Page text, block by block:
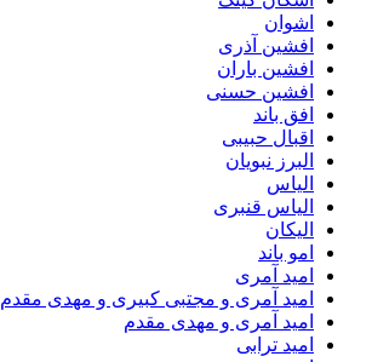
اشوان
افشین آذری
افشین باران
افشین حسنی
افق باند
اقبال حبیبی
البرز نبویان
الیاس
الیاس قنبرى
الیکان
امو باند
امید آمری
امید آمری و مجتبی کبیری و مهدى مقدم
امید آمری و مهدی مقدم
امید ترابی